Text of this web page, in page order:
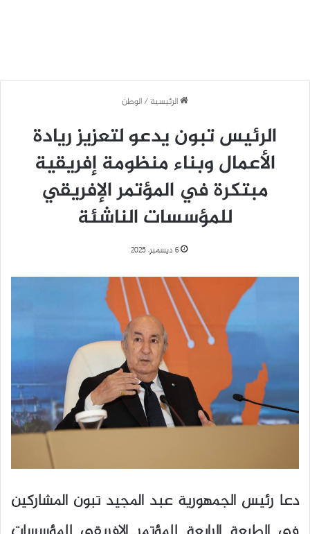
الرئيسية/الوطن
الرئيس تبون يدعو لتعزيز ريادة
الأعمال وبناء منظومة إفريقية
مبتكرة في المؤتمر الإفريقي
للمؤسسات الناشئة
6 ديسمبر، 2025
دعا رئيس الجمهورية عبد المجيد تبون المشاركين